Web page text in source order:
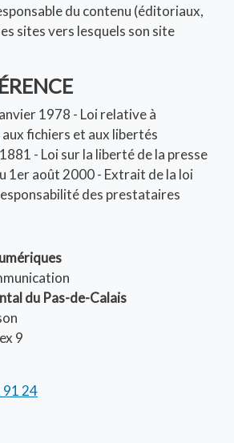
du contenu (éditoriaux,
sites vers lesquels son site
1978 - Loi relative à
fichiers et aux libertés
- Loi sur la liberté de la presse
1er août 2000 - Extrait de la loi
des prestataires
du Pas-de-Calais
9
91 24